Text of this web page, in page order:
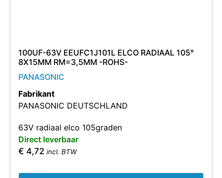
100UF-63V EEUFC1J101L ELCO RADIAAL 105°
8X15MM RM=3,5MM -ROHS-
PANASONIC
Fabrikant
PANASONIC DEUTSCHLAND
63V radiaal elco 105graden
Direct leverbaar
€ 4,72 incl. BTW